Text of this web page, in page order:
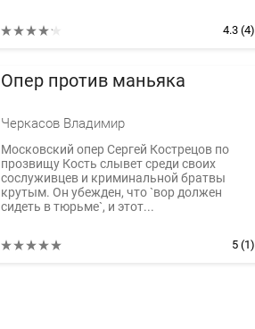
4.3 (4)
Опер против маньяка
Черкасов Владимир
Московский опер Сергей Кострецов по
прозвищу Кость слывет среди своих
сослуживцев и криминальной братвы
крутым. Он убежден, что `вор должен
сидеть в тюрьме`, и этот...
5 (1)